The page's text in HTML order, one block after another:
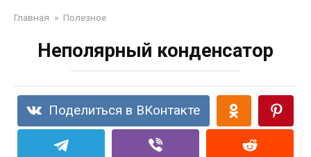
Главная » Полезное
Неполярный конденсатор
Поделиться в ВКонтакте